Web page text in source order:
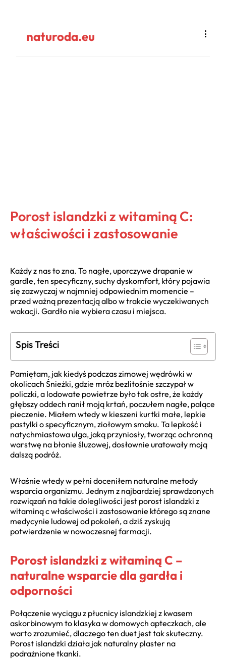
naturoda.eu
Porost islandzki z witaminą C:
właściwości i zastosowanie
Każdy z nas to zna. To nagłe, uporczywe drapanie w
gardle, ten specyficzny, suchy dyskomfort, który pojawia
się zazwyczaj w najmniej odpowiednim momencie –
przed ważną prezentacją albo w trakcie wyczekiwanych
wakacji. Gardło nie wybiera czasu i miejsca.
Spis Treści
Pamiętam, jak kiedyś podczas zimowej wędrówki w
okolicach Śnieżki, gdzie mróz bezlitośnie szczypał w
policzki, a lodowate powietrze było tak ostre, że każdy
głębszy oddech ranił moją krtań, poczułem nagłe, palące
pieczenie. Miałem wtedy w kieszeni kurtki małe, lepkie
pastylki o specyficznym, ziołowym smaku. Ta lepkość i
natychmiastowa ulga, jaką przyniosły, tworząc ochronną
warstwę na błonie śluzowej, dosłownie uratowały moją
dalszą podróż.
Właśnie wtedy w pełni doceniłem naturalne metody
wsparcia organizmu. Jednym z najbardziej sprawdzonych
rozwiązań na takie dolegliwości jest porost islandzki z
witaminą c właściwości i zastosowanie którego są znane
medycynie ludowej od pokoleń, a dziś zyskują
potwierdzenie w nowoczesnej farmacji.
Porost islandzki z witaminą C –
naturalne wsparcie dla gardła i
odporności
Połączenie wyciągu z płucnicy islandzkiej z kwasem
askorbinowym to klasyka w domowych apteczkach, ale
warto zrozumieć, dlaczego ten duet jest tak skuteczny.
Porost islandzki działa jak naturalny plaster na
podrażnione tkanki.